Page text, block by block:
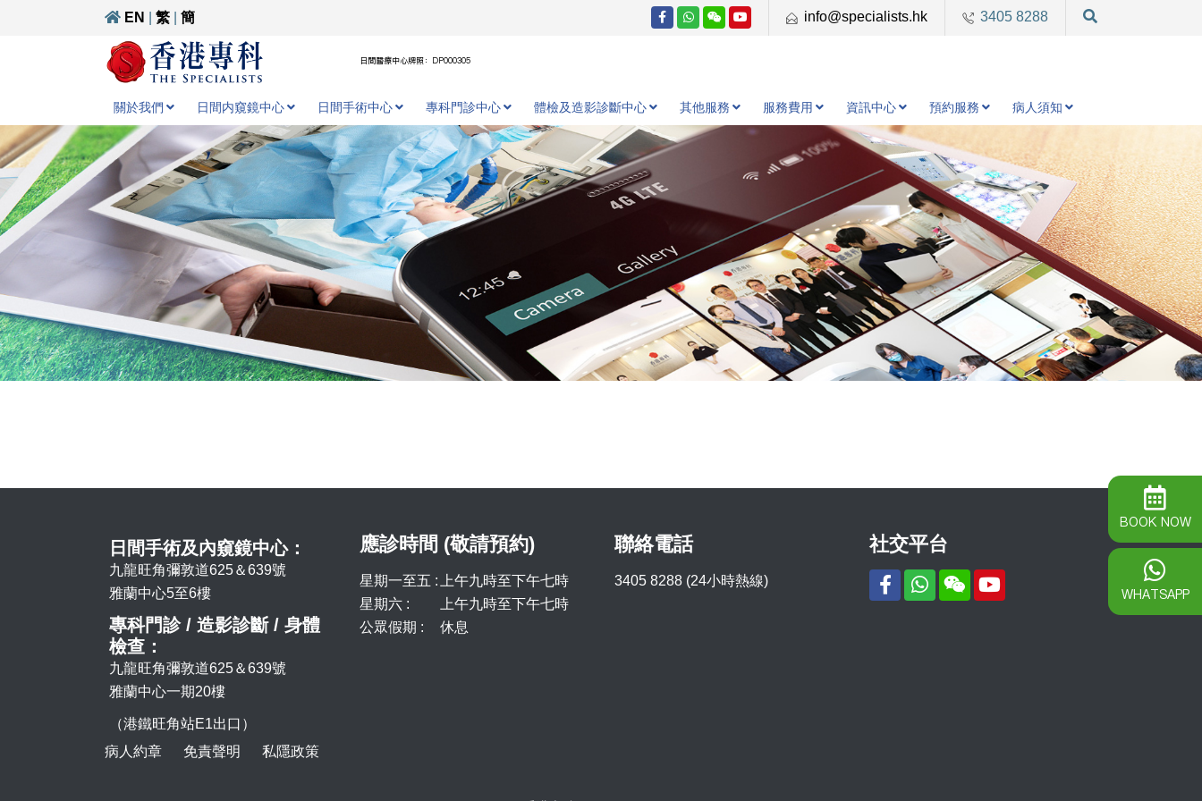
EN 繁 簡 info@specialists.hk 3405 8288
日間醫療中心牌照：DP000305
關於我們 日間内窺鏡中心 日間手術中心 專科門診中心 體檢及造影診斷中心 其他服務 服務費用 資訊中心 預約服務 病人須知
日間手術及內窺鏡中心：
九龍旺角彌敦道625＆639號
雅蘭中心5至6樓
專科門診 / 造影診斷 / 身體
檢查：
九龍旺角彌敦道625＆639號
雅蘭中心一期20樓
（港鐵旺角站E1出口）
應診時間 (敬請預約)
星期一至五 :
上午九時至下午七時
星期六 :
上午九時至下午七時
公眾假期 :
休息
聯絡電話
3405 8288 (24小時熱線)
社交平台
病人約章 免責聲明 私隱政策
BOOK NOW
WHATSAPP